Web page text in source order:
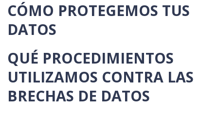
CÓMO PROTEGEMOS TUS
DATOS
QUÉ PROCEDIMIENTOS
UTILIZAMOS CONTRA LAS
BRECHAS DE DATOS